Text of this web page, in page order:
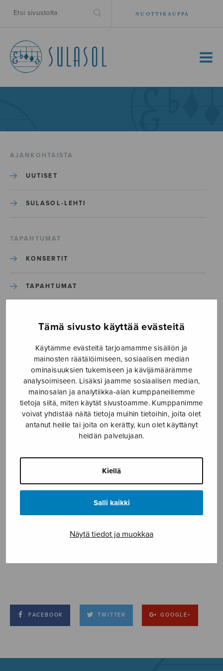
Tämä sivusto käyttää evästeitä
Käytämme evästeitä tarjoamamme sisällön ja
mainosten räätälöimiseen, sosiaalisen median
ominaisuuksien tukemiseen ja kävijämäärämme
analysoimiseen. Lisäksi jaamme sosiaalisen median,
mainosalan ja analytiikka-alan kumppaneillemme
tietoja siitä, miten käytät sivustoamme. Kumppanimme
voivat yhdistää näitä tietoja muihin tietoihin, joita olet
antanut heille tai joita on kerätty, kun olet käyttänyt
heidän palvelujaan.
Kiellä
Salli kaikki
Näytä tiedot ja muokkaa
NUOTTIKAUPPA
MENU
AJANKOHTAISTA
UUTISET
SULASOL-LEHTI
TAPAHTUMAT
KONSERTIT
TAPAHTUMAT
Etusivu › Media › Huuan mie humalattaki_S2322
Huuan mie
humalattaki_S2322
9.1.2018
FACEBOOK TWITTER GOOGLE+